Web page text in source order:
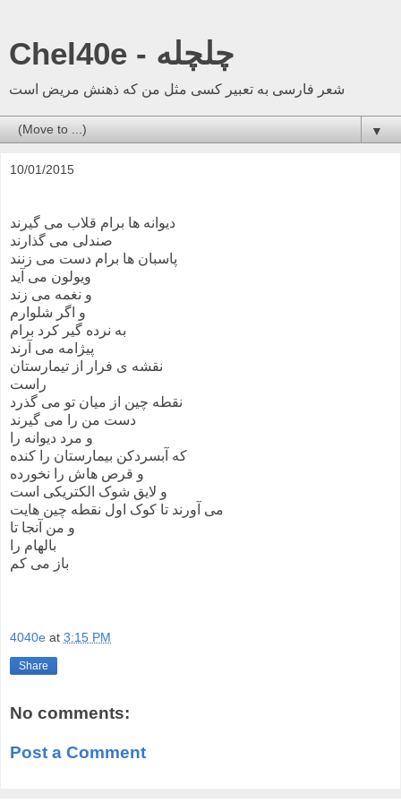
Chel40e - چلچله
شعر فارسی به تعبیر کسی مثل من که ذهنش مریض است
▼
10/01/2015
دیوانه ها برام قلاب می گیرند
صندلی می گذارند
پاسبان ها برام دست می زنند
ویولون می آید
و نغمه می زند
و اگر شلوارم
به نرده گیر کرد برام
پیژامه می آرند
نقشه ی فرار از تیمارستان
راست
نقطه چین از میان تو می گذرد
دست من را می گیرند
و مرد دیوانه را
که آبسردکن بیمارستان را کنده
و قرص هاش را نخورده
و لایق شوک الکتریکی است
می آورند تا کوک اول نقطه چین هایت
و من آنجا تا
بالهام را
باز می کم
4040e at 3:15 PM
Share
No comments:
Post a Comment